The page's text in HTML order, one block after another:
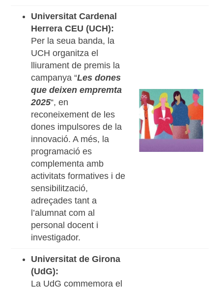
Universitat Cardenal
Herrera CEU (UCH):
Per la seua banda, la
UCH organitza el
lliurament de premis la
campanya “Les dones
que deixen empremta
2025“, en
reconeixement de les
dones impulsores de la
innovació. A més, la
programació es
complementa amb
activitats formatives i de
sensibilització,
adreçades tant a
l’alumnat com al
personal docent i
investigador.
Universitat de Girona
(UdG):
La UdG commemora el